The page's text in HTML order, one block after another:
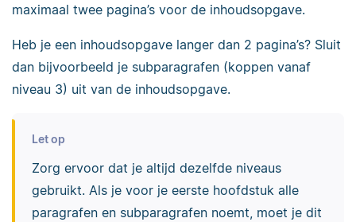
maximaal twee pagina’s voor de inhoudsopgave.
Heb je een inhoudsopgave langer dan 2 pagina’s? Sluit
dan bijvoorbeeld je subparagrafen (koppen vanaf
niveau 3) uit van de inhoudsopgave.
Let op
Zorg ervoor dat je altijd dezelfde niveaus
gebruikt. Als je voor je eerste hoofdstuk alle
paragrafen en subparagrafen noemt, moet je dit